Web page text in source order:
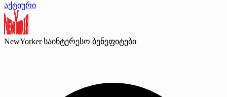
აქტიური
NewYorker საინტერესო ბენეფიტები